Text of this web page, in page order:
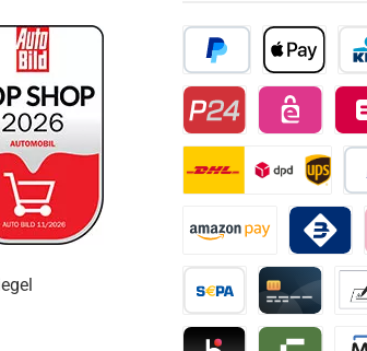
PayPal Apple Pay
Przelewy24
Amazon Pay Bancomat
Vorkasse / Überweisung
Kreditkarte